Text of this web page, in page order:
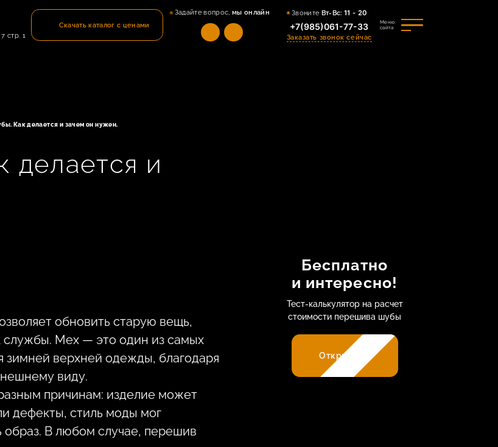
стр. 1
Скачать каталог с ценами
Задайте вопрос, мы онлайн Звоните Вт-Вс:11 - 20
+7(985)061-77-33
Заказать звонок сейчас
Меню
сайта
Как делается и зачем он нужен.
делается и
обновить старую вещь,
службы. Мех — это один из самых
зимней верхней одежды, благодаря
виду.
причинам: изделие может
дефекты, стиль моды мог
образ. В любом случае, перешив
Бесплатно
и интересно!
Тест-калькулятор на расчет
стоимости перешива шубы
Открыть